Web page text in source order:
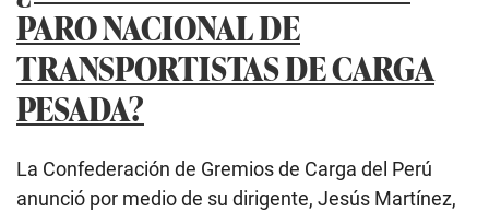
PARO NACIONAL DE
TRANSPORTISTAS DE CARGA
PESADA?
La Confederación de Gremios de Carga del Perú
anunció por medio de su dirigente, Jesús Martínez,